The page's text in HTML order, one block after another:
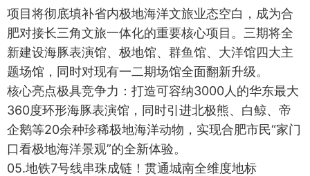
项目将彻底填补省内极地海洋文旅业态空白，成为合
肥对接长三角文旅一体化的重要核心项目。三期将全
新建设海豚表演馆、极地馆、群鱼馆、大洋馆四大主
题场馆，同时对现有一二期场馆全面翻新升级。
核心亮点极具竞争力：打造可容纳3000人的华东最大
360度环形海豚表演馆，同时引进北极熊、白鲸、帝
企鹅等20余种珍稀极地海洋动物，实现合肥市民“家门
口看极地海洋景观”的全新体验。
05.地铁7号线串珠成链！贯通城南全维度地标